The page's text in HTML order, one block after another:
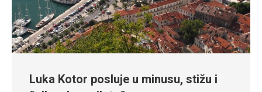
Luka Kotor posluje u minusu, stižu i